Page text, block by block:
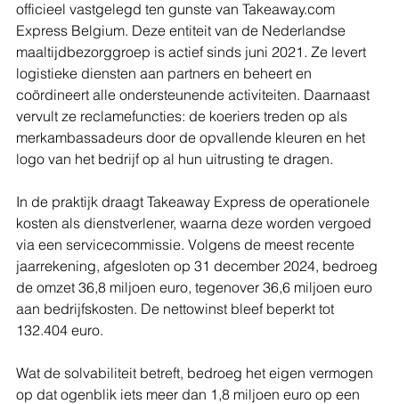
officieel vastgelegd ten gunste van Takeaway.com
Express Belgium. Deze entiteit van de Nederlandse
maaltijdbezorggroep is actief sinds juni 2021. Ze levert
logistieke diensten aan partners en beheert en
coördineert alle ondersteunende activiteiten. Daarnaast
vervult ze reclamefuncties: de koeriers treden op als
merkambassadeurs door de opvallende kleuren en het
logo van het bedrijf op al hun uitrusting te dragen.
In de praktijk draagt Takeaway Express de operationele
kosten als dienstverlener, waarna deze worden vergoed
via een servicecommissie. Volgens de meest recente
jaarrekening, afgesloten op 31 december 2024, bedroeg
de omzet 36,8 miljoen euro, tegenover 36,6 miljoen euro
aan bedrijfskosten. De nettowinst bleef beperkt tot
132.404 euro.
Wat de solvabiliteit betreft, bedroeg het eigen vermogen
op dat ogenblik iets meer dan 1,8 miljoen euro op een